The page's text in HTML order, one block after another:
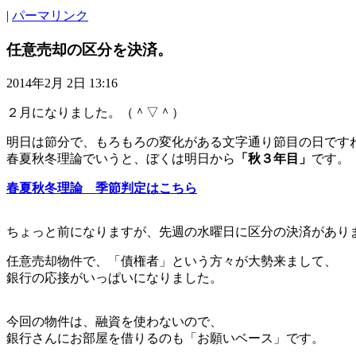
| パーマリンク
任意売却の区分を決済。
2014年2月 2日 13:16
２月になりました。（＾▽＾）
明日は節分で、もろもろの変化がある文字通り節目の日です
春夏秋冬理論でいうと、ぼくは明日から
「秋３年目」 です。
春夏秋冬理論 季節判定はこちら
ちょっと前になりますが、先週の水曜日に区分の決済があり
任意売却物件で、「債権者」という方々が大勢来まして、
銀行の応接がいっぱいになりました。
今回の物件は、融資を使わないので、
銀行さんにお部屋を借りるのも「お願いベース」です。